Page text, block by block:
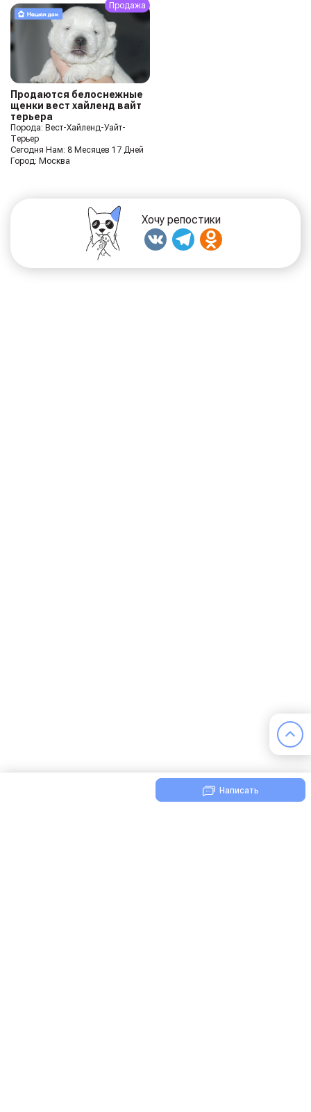
Написать
Продажа
Продаются белоснежные
щенки вест хайленд вайт
терьера
Порода: Вест-Хайленд-Уайт-
Терьер
Сегодня Нам: 8 Месяцев 17 Дней
Город: Москва
Хочу репостики